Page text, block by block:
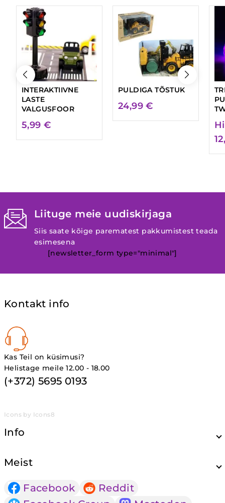
INTERAKTIIVNE
LASTE
VALGUSFOOR
5,99 €
PULDIGA TÕSTUK
24,99€
Liituge meie uudiskirjaga
Siis saate kõige parematest pakkumistest teada
esimesena
[newsletter_form type="minimal"]
Kontakt info
Kas Teil on küsimusi?
Helistage meile 12.00 - 18.00
(+372) 5695 0193
Icons by Icons8
Info
Meist
Facebook
Reddit